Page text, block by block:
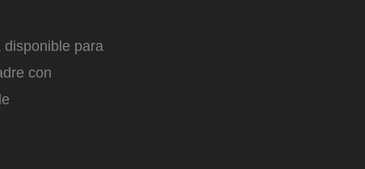
para
con